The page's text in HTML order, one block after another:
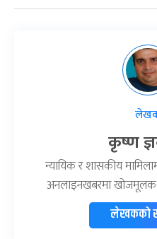
कृष्ण
न्यायिक र शासकीय
अनलाइनखबरमा खोजमूलक
लेखकको